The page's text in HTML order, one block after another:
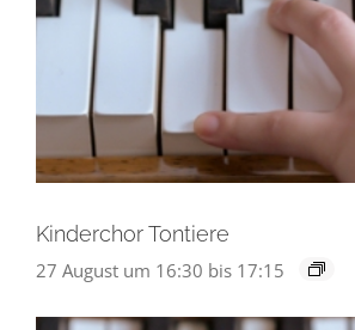
Kinderchor Tontiere
27 August um 16:30 bis 17:15